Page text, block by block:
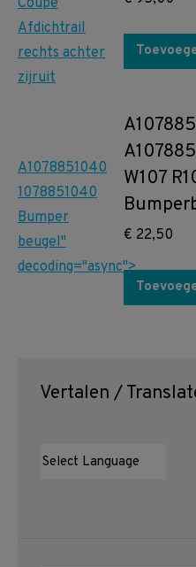
A1078851040
1078851040
Bumper
beugel"
decoding="async">
W107
€ 22,50
Vertalen /